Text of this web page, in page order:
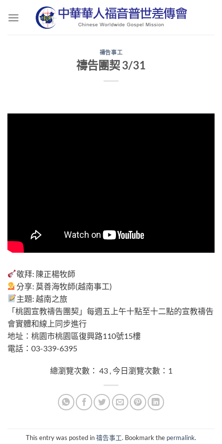
禱告事工
禱告團契 3/31
敬拜: 陳正楊牧師
分享: 莫善海牧師(越南事工)
主題: 越南之旅
「桃園宣教禱告團契」每週五上午十點至十二點的宣教禱告
會實體和線上同步進行
地址：桃園市桃園區復興路110號15樓
電話：03-339-6395
總瀏覽次數： 43 , 今日瀏覽次數：1
This entry was posted in禱告事工. Bookmark the permalink.